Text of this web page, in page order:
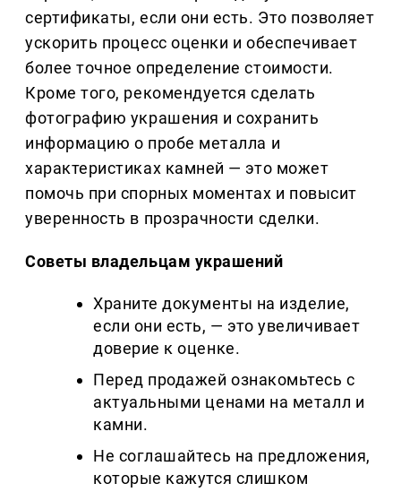
сертификаты, если они есть. Это позволяет
ускорить процесс оценки и обеспечивает
более точное определение стоимости.
Кроме того, рекомендуется сделать
фотографию украшения и сохранить
информацию о пробе металла и
характеристиках камней — это может
помочь при спорных моментах и повысит
уверенность в прозрачности сделки.
Советы владельцам украшений
Храните документы на изделие,
если они есть, — это увеличивает
доверие к оценке.
Перед продажей ознакомьтесь с
актуальными ценами на металл и
камни.
Не соглашайтесь на предложения,
которые кажутся слишком